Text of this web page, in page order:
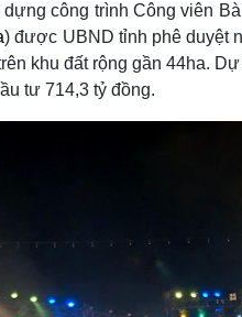
công trình Công viên
) được UBND tỉnh phê duyệt
khu đất rộng gần 44ha.
tư 714,3 tỷ đồng.